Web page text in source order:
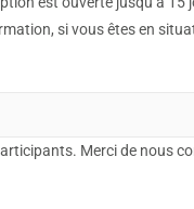
si vous êtes en
Merci de nous